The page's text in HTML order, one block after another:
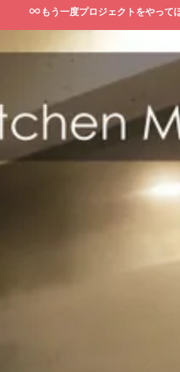
もう一度プロジェクトをやって